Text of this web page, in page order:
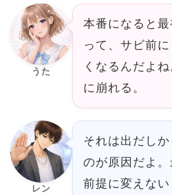
うた
本番になると
って、サビ前
くなるんだよ
に崩れる。
レン
それは出だし
のが原因だよ
前提に変えな